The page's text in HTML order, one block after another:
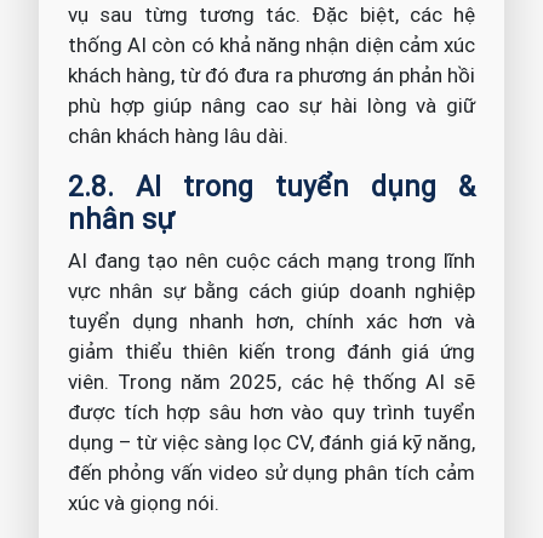
vụ sau từng tương tác. Đặc biệt, các hệ
thống AI còn có khả năng nhận diện cảm xúc
khách hàng, từ đó đưa ra phương án phản hồi
phù hợp giúp nâng cao sự hài lòng và giữ
chân khách hàng lâu dài.
2.8. AI trong tuyển dụng &
nhân sự
AI đang tạo nên cuộc cách mạng trong lĩnh
vực nhân sự bằng cách giúp doanh nghiệp
tuyển dụng nhanh hơn, chính xác hơn và
giảm thiểu thiên kiến trong đánh giá ứng
viên. Trong năm 2025, các hệ thống AI sẽ
được tích hợp sâu hơn vào quy trình tuyển
dụng – từ việc sàng lọc CV, đánh giá kỹ năng,
đến phỏng vấn video sử dụng phân tích cảm
xúc và giọng nói.